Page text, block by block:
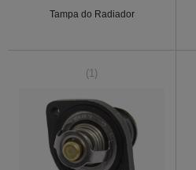
Tampa do Radiador
(1)